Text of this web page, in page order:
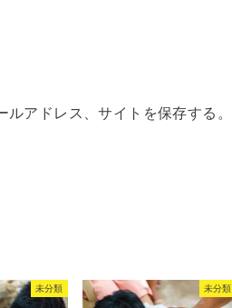
アドレス、サイトを保存する。
未分類 未分類